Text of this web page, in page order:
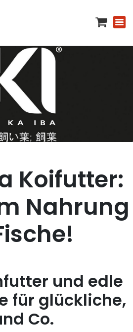
Koifutter:
Nahrung
und edle
für glückliche,
Co.